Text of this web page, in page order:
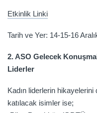
Etkinlik Linki
Tarih ve Yer: 14-15-16
2. ASO Gelecek
Liderler
Kadın liderlerin
katılacak isimler ise;